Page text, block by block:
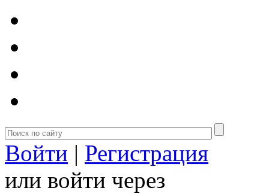
Войти | Регистрация
или войти через